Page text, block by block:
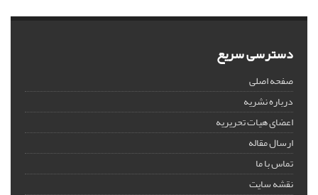
دسترسی سریع
صفحه اصلی
درباره نشریه
اعضای هیات تحریریه
ارسال مقاله
تماس با ما
نقشه سایت